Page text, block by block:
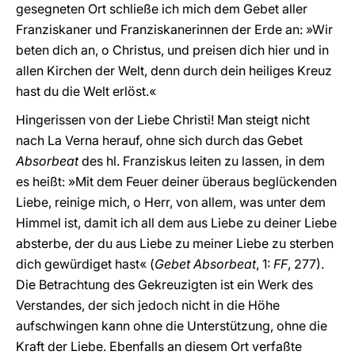
gesegneten Ort schließe ich mich dem Gebet aller
Franziskaner und Franziskanerinnen der Erde an: »Wir
beten dich an, o Christus, und preisen dich hier und in
allen Kirchen der Welt, denn durch dein heiliges Kreuz
hast du die Welt erlöst.«
Hingerissen von der Liebe Christi! Man steigt nicht
nach La Verna herauf, ohne sich durch das Gebet
Absorbeatdes hl. Franziskus leiten zu lassen, in dem
es heißt: »Mit dem Feuer deiner überaus beglückenden
Liebe, reinige mich, o Herr, von allem, was unter dem
Himmel ist, damit ich all dem aus Liebe zu deiner Liebe
absterbe, der du aus Liebe zu meiner Liebe zu sterben
dich gewürdiget hast« (Gebet Absorbeat, 1: FF, 277).
Die Betrachtung des Gekreuzigten ist ein Werk des
Verstandes, der sich jedoch nicht in die Höhe
aufschwingen kann ohne die Unterstützung, ohne die
Kraft der Liebe. Ebenfalls an diesem Ort verfaßte